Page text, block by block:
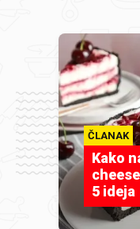
ČLANAK
Kako
5 ideja